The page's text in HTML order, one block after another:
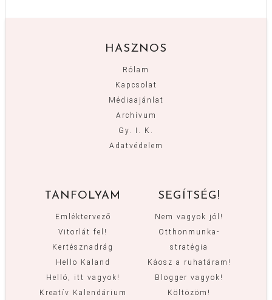
HASZNOS
Rólam
Kapcsolat
Médiaajánlat
Archívum
Gy. I. K.
Adatvédelem
TANFOLYAM
Emléktervező
Vitorlát fel!
Kertésznadrág
Hello Kaland
Helló, itt vagyok!
Kreatív Kalendárium
SEGÍTSÉG!
Nem vagyok jól!
Otthonmunka-
stratégia
Káosz a ruhatáram!
Blogger vagyok!
Költözöm!